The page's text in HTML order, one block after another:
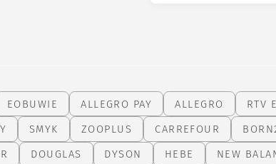
EOBUWIE ALLEGRO PAY ALLEGRO RTV
SMYK ZOOPLUS CARREFOUR
DOUGLAS DYSON HEBE NEW